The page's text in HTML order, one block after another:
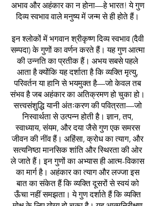
अभाव और अहंकार का न होना—हे भारत! ये गुण
दिव्य स्वभाव वाले मनुष्य में जन्म से ही होते हैं।
इन श्लोकों में भगवान श्रीकृष्ण दिव्य स्वभाव (दैवी
सम्पदा) के गुणों का वर्णन करते हैं। यह गुण आत्मा
की उन्नति का प्रतीक हैं। अभय सबसे पहले
आता है क्योंकि यह दर्शाता है कि व्यक्ति मृत्यु,
परिवर्तन या हानि से भयमुक्त है—जो केवल तब
संभव है जब अहंकार का अतिक्रमण हो चुका हो।
सत्त्वसंशुद्धि यानी अंतःकरण की पवित्रता—जो
निस्वार्थता से उत्पन्न होती है। ज्ञान, तप,
स्वाध्याय, संयम, और दया जैसे गुण एक समरस
जीवन की नींव हैं। अहिंसा, क्रोध का त्याग, और
सत्यनिष्ठा मानसिक शांति और स्थिरता की ओर
ले जाते हैं। इन गुणों का अभ्यास ही आत्म-विकास
का मार्ग है। अहंकार का त्याग और लज्जा इस
बात का संकेत हैं कि व्यक्ति दूसरों से स्वयं को
ऊँचा नहीं समझता। ये गुण दर्शाते हैं कि व्यक्ति